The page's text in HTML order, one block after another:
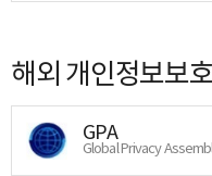
해외 개인정보보
GPA
Global Privacy